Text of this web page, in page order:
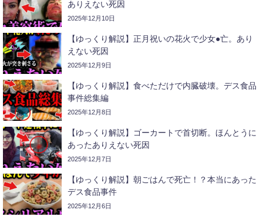
ありえない死因
2025年12月10日
【ゆっくり解説】正月祝いの花火で少女●亡。あり
えない死因
2025年12月9日
【ゆっくり解説】食べただけで内臓破壊。デス食品
事件総集編
2025年12月8日
【ゆっくり解説】ゴーカートで首切断。ほんとうに
あったありえない死因
2025年12月7日
【ゆっくり解説】朝ごはんで死亡！？本当にあった
デス食品事件
2025年12月6日